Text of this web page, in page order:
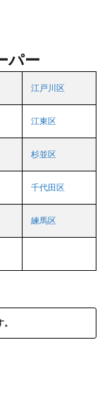
パー
江戸川区
江東区
杉並区
千代田区
練馬区